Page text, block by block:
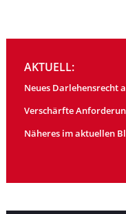
AKTUELL:
Neues Darlehensrecht
Verschärfte
Näheres im aktuellen